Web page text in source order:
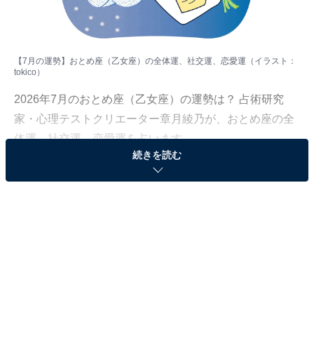
【7月の運勢】おとめ座（乙女座）の全体運、社交運、恋愛運（イラスト：
tokico ）
2026年7月のおとめ座（乙女座）の運勢は？ 占術研究
家・心理テストクリエーター章月綾乃が、おとめ座の全
体運、社交運、恋愛運を占います。
続きを読む